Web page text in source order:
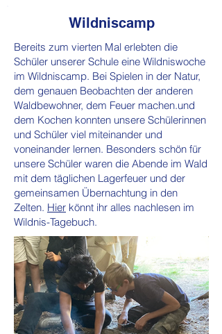
Wildniscamp
Bereits zum vierten Mal erlebten die
Schüler unserer Schule eine Wildniswoche
im Wildniscamp. Bei Spielen in der Natur,
dem genauen Beobachten der anderen
Waldbewohner, dem Feuer machen.und
dem Kochen konnten unsere Schülerinnen
und Schüler viel miteinander und
voneinander lernen. Besonders schön für
unsere Schüler waren die Abende im Wald
mit dem täglichen Lagerfeuer und der
gemeinsamen Übernachtung in den
Zelten. Hier könnt ihr alles nachlesen im
Wildnis-Tagebuch.